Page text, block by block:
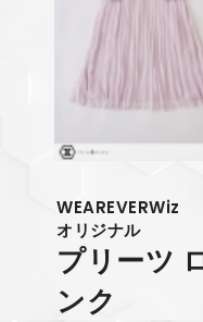
WEAREVERWiz
オリジナル
プリーツ
ンク